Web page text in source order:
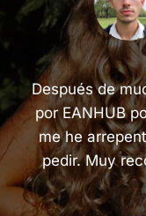
Después de
por EANHUB
me he
pedir. Muy